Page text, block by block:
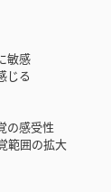
敏感
る
感受性
範囲の拡大